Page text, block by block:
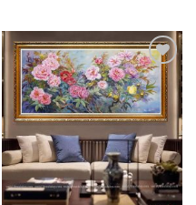
Add to
Wishlist